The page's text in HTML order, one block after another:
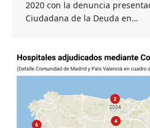
2020 con la denuncia
Ciudadana de la Deuda en…